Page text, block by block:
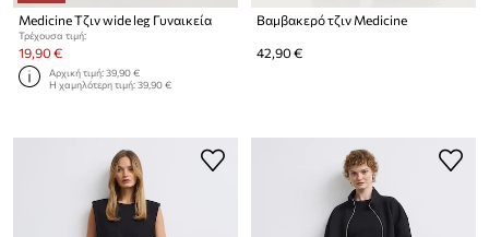
Medicine Τζιν wide leg Γυναικεία
Τρέχουσα τιμή:
19,90 €
Αρχική τιμή:39,90 €
Η χαμηλότερη τιμή:39,90 €
Βαμβακερό τζιν Medicine
42,90 €